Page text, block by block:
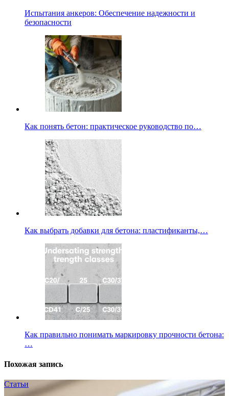
Испытания анкеров: Обеспечение надежности и
безопасности
Как понять бетон: практическое руководство по…
Как выбрать добавки для бетона: пластификанты,…
Как правильно понимать маркировку прочности бетона:
…
Похожая запись
Статьи